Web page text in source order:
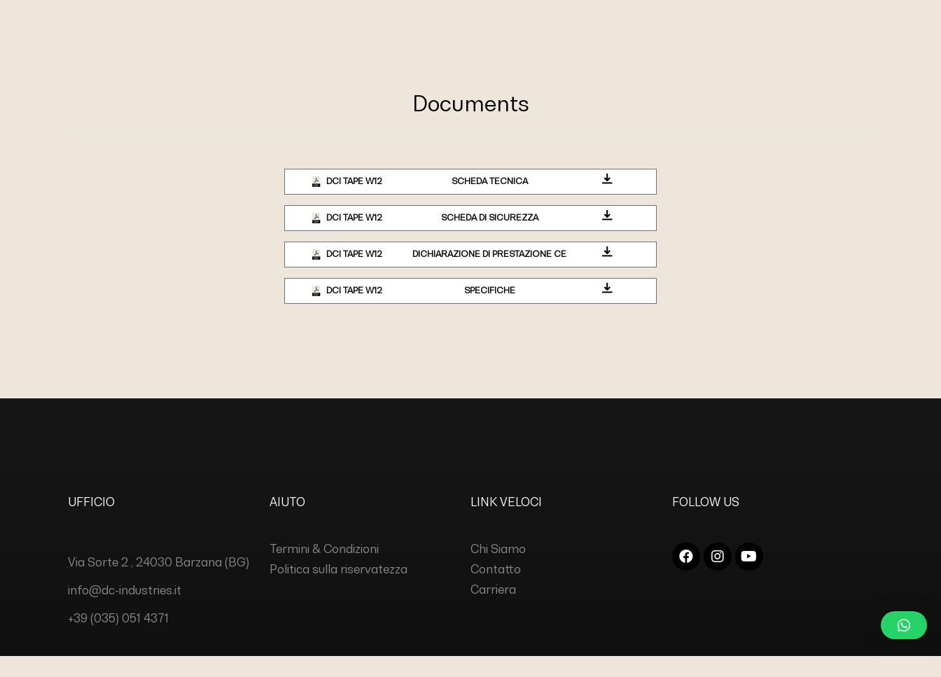
Documents
DCI TAPE W12 SCHEDA TECNICA
DCI TAPE W12 SCHEDA DI SICUREZZA
DCI TAPE W12 DICHIARAZIONE DI PRESTAZIONE CE
DCI TAPE W12 SPECIFICHE
UFFICIO
Via Sorte 2 , 24030 Barzana (BG)
info@dc-industries.it
+39 (035) 051 4371
AIUTO
Termini & Condizioni
Politica sulla riservatezza
LINK VELOCI
Chi Siamo
Contatto
Carriera
FOLLOW US